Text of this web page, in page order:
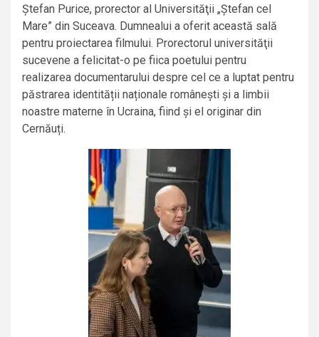
Ștefan Purice, prorector al Universităţii „Ștefan cel
Mare” din Suceava. Dumnealui a oferit această sală
pentru proiectarea filmului. Prorectorul universităţii
sucevene a felicitat-o pe fiica poetului pentru
realizarea documentarului despre cel ce a luptat pentru
păstrarea identității naționale românești și a limbii
noastre materne în Ucraina, fiind și el originar din
Cernăuți.